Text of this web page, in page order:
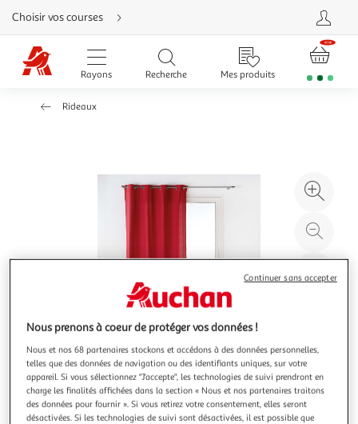
Aller
directement
au
contenu
Aller
directement
Aller
Choisir vos courses
Rayons Recherche Mes produits
Rideaux
à
100
le
Illustration
précédente
Illustration
suivante
Nous prenons à coeur de protéger vos données !
Nous et nos 68 partenaires stockons et accédons à des données personnelles,
telles que des données de navigation ou des identifiants uniques, sur votre
appareil. Si vous sélectionnez "J'accepte", les technologies de suivi prendront en
charge les finalités affichées dans la section « Nous et nos partenaires traitons
des données pour fournir ». Si vous retirez votre consentement, elles seront
désactivées. Si les technologies de suivi sont désactivées, il est possible que
Continuer sans accepter